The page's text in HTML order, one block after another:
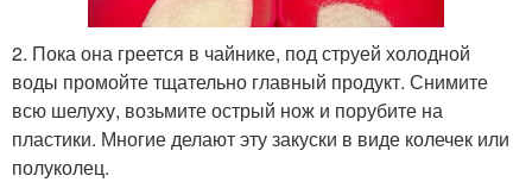
2. Пока она греется в чайнике, под струей холодной
воды промойте тщательно главный продукт. Снимите
всю шелуху, возьмите острый нож и порубите на
пластики. Многие делают эту закуски в виде колечек или
полуколец.